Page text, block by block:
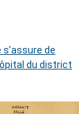
de
du district